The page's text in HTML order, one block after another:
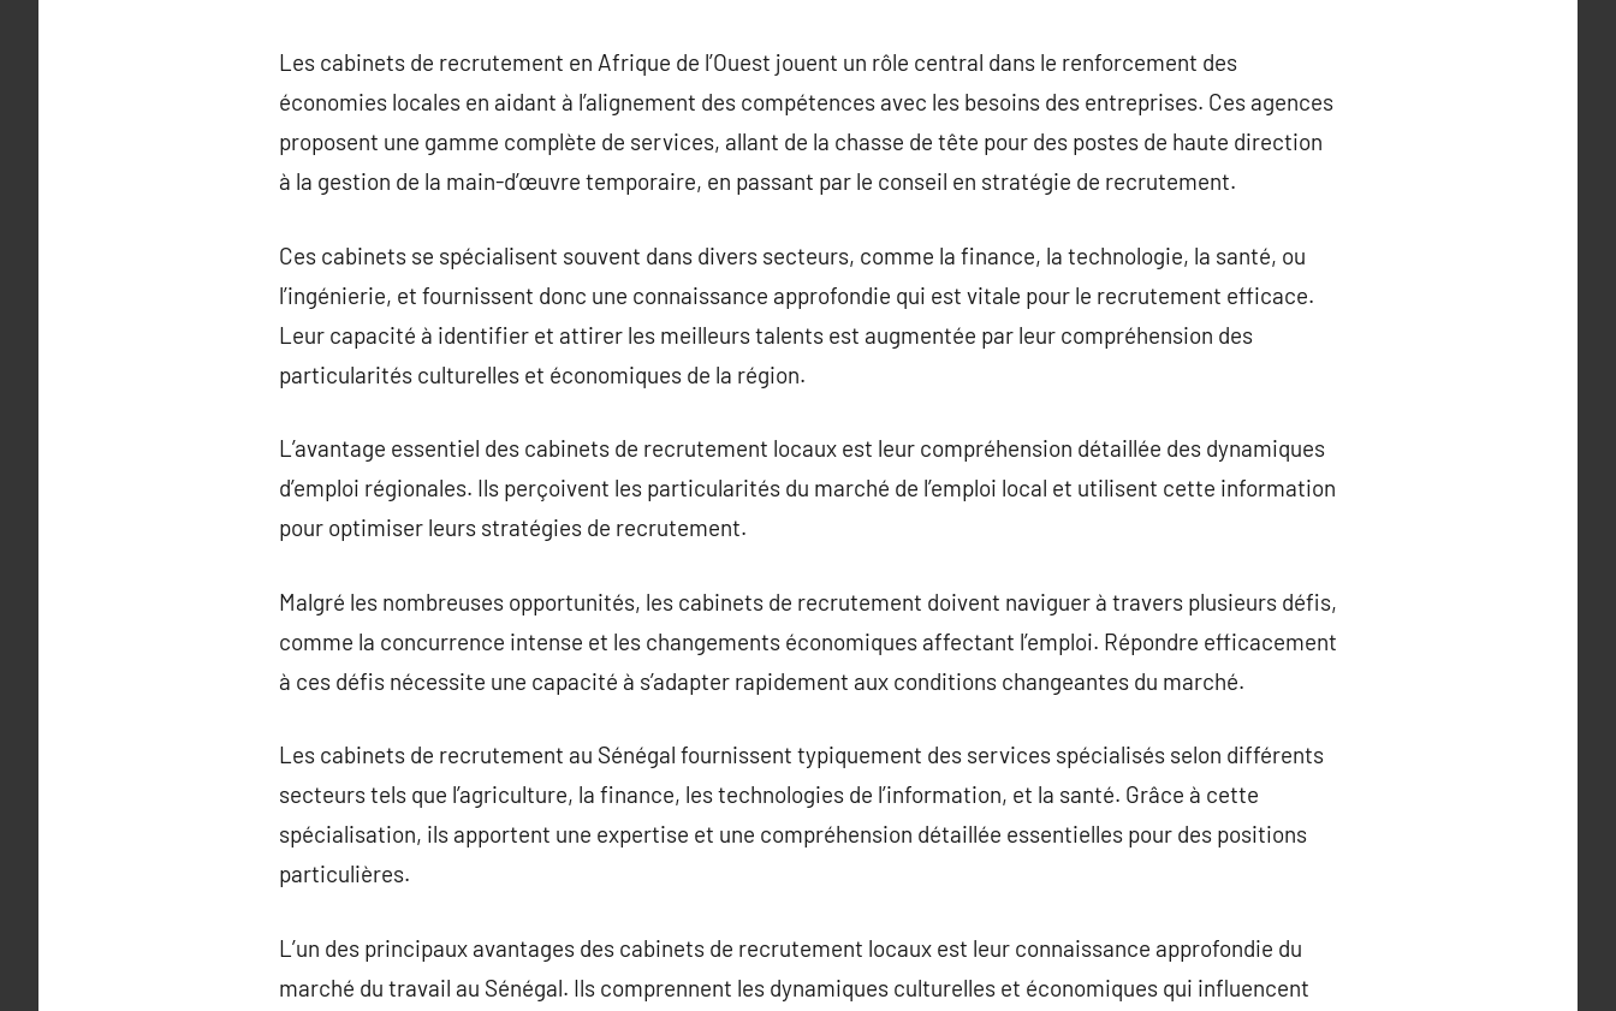
Les cabinets de recrutement en Afrique de l’Ouest jouent un rôle central dans le renforcement des
économies locales en aidant à l’alignement des compétences avec les besoins des entreprises. Ces agences
proposent une gamme complète de services, allant de la chasse de tête pour des postes de haute direction
à la gestion de la main-d’œuvre temporaire, en passant par le conseil en stratégie de recrutement.
Ces cabinets se spécialisent souvent dans divers secteurs, comme la finance, la technologie, la santé, ou
l’ingénierie, et fournissent donc une connaissance approfondie qui est vitale pour le recrutement efficace.
Leur capacité à identifier et attirer les meilleurs talents est augmentée par leur compréhension des
particularités culturelles et économiques de la région.
L’avantage essentiel des cabinets de recrutement locaux est leur compréhension détaillée des dynamiques
d’emploi régionales. Ils perçoivent les particularités du marché de l’emploi local et utilisent cette information
pour optimiser leurs stratégies de recrutement.
Malgré les nombreuses opportunités, les cabinets de recrutement doivent naviguer à travers plusieurs défis,
comme la concurrence intense et les changements économiques affectant l’emploi. Répondre efficacement
à ces défis nécessite une capacité à s’adapter rapidement aux conditions changeantes du marché.
Les cabinets de recrutement au Sénégal fournissent typiquement des services spécialisés selon différents
secteurs tels que l’agriculture, la finance, les technologies de l’information, et la santé. Grâce à cette
spécialisation, ils apportent une expertise et une compréhension détaillée essentielles pour des positions
particulières.
L’un des principaux avantages des cabinets de recrutement locaux est leur connaissance approfondie du
marché du travail au Sénégal. Ils comprennent les dynamiques culturelles et économiques qui influencent